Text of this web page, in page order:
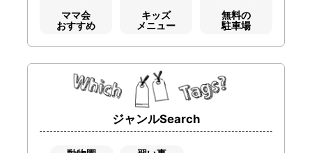
ママ会
おすすめ
キッズ
メニュー
無料の
駐車場
ジャンルSearch